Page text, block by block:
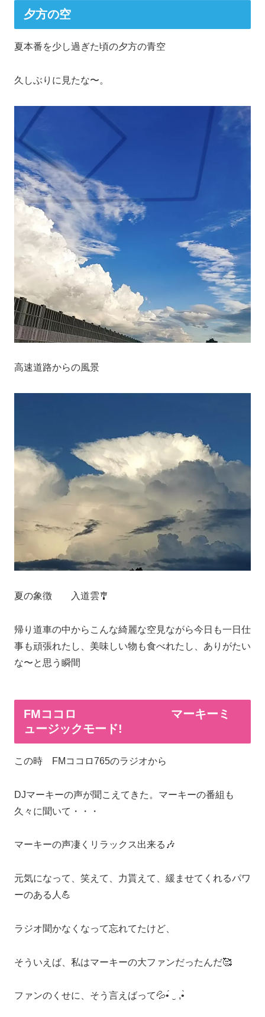
夕方の空
夏本番を少し過ぎた頃の夕方の青空
久しぶりに見たな〜。
高速道路からの風景
夏の象徴 入道雲🎐
帰り道車の中からこんな綺麗な空見ながら今日も一日仕
事も頑張れたし、美味しい物も食べれたし、ありがたい
な〜と思う瞬間
FMココロ マーキーミ
ュージックモード!
この時 FMココロ765のラジオから
DJマーキーの声が聞こえてきた。マーキーの番組も
久々に聞いて・・・
マーキーの声凄くリラックス出来る🎶
元気になって、笑えて、力貰えて、緩ませてくれるパワ
ーのある人💪
ラジオ聞かなくなって忘れてたけど、
そういえば、私はマーキーの大ファンだったんだ🥰
ファンのくせに、そう言えばって💦•́ ‿ ,•̀